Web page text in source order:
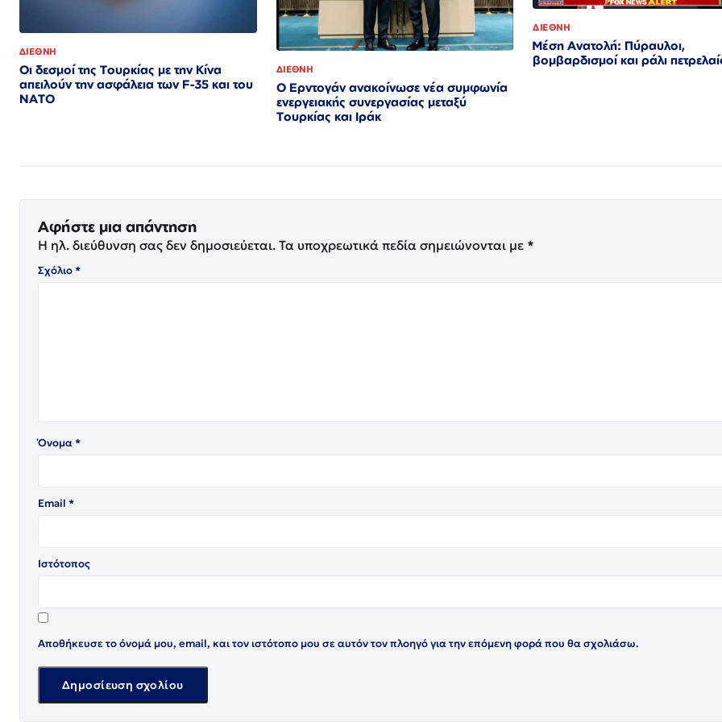
ΔΙΕΘΝΗ
Οι δεσμοί της Τουρκίας με την Κίνα
απειλούν την ασφάλεια των F-35 και του
ΝΑΤΟ
ΔΙΕΘΝΗ
Ο Ερντογάν ανακοίνωσε νέα συμφωνία
ενεργειακής συνεργασίας μεταξύ
Τουρκίας και Ιράκ
ΔΙΕΘΝΗ
Μέση Ανατολή: Πύραυλοι,
βομβαρδισμοί και ράλι
Αφήστε μια απάντηση
Η ηλ. διεύθυνση σας δεν δημοσιεύεται. Τα υποχρεωτικά πεδία σημειώνονται με *
Σχόλιο*
Όνομα*
Email *
Ιστότοπος
Αποθήκευσε το όνομά μου, email, και τον ιστότοπο μου σε αυτόν τον πλοηγό για την επόμενη φορά που θα σχολιάσω.